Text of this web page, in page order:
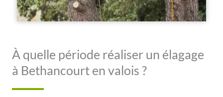
À quelle période réaliser un élagage
à Bethancourt en valois ?